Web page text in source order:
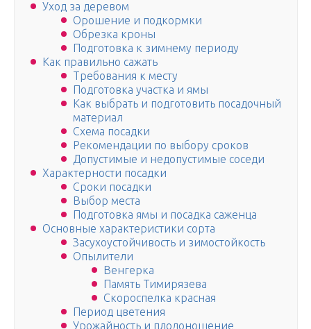
Уход за деревом
Орошение и подкормки
Обрезка кроны
Подготовка к зимнему периоду
Как правильно сажать
Требования к месту
Подготовка участка и ямы
Как выбрать и подготовить посадочный
материал
Схема посадки
Рекомендации по выбору сроков
Допустимые и недопустимые соседи
Характерности посадки
Сроки посадки
Выбор места
Подготовка ямы и посадка саженца
Основные характеристики сорта
Засухоустойчивость и зимостойкость
Опылители
Венгерка
Память Тимирязева
Скороспелка красная
Период цветения
Урожайность и плодоношение